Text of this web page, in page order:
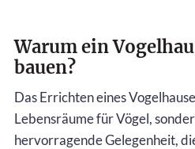
Warum ein
bauen?
Das Errichten eines
Lebensräume für Vögel,
hervorragende Gelegenheit,